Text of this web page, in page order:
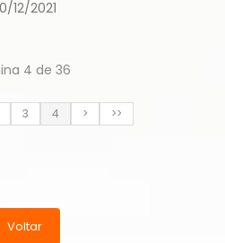
12/2021
4 de 36
3 4 > >>
Voltar